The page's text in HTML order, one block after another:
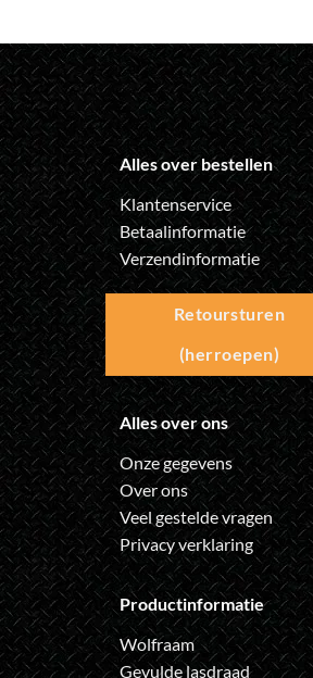
Alles over bestellen
Klantenservice
Betaalinformatie
Verzendinformatie
Retoursturen
(herroepen)
Alles over ons
Onze gegevens
Over ons
Veel gestelde vragen
Privacy verklaring
Productinformatie
Wolfraam
Gevulde lasdraad